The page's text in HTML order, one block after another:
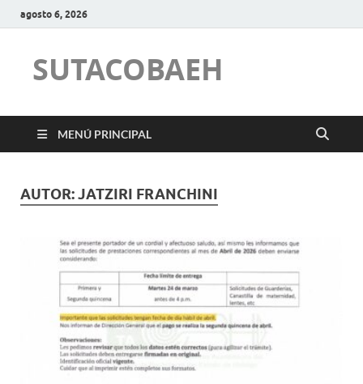
agosto 6, 2026
SUTACOBAEH
MENÚ PRINCIPAL
AUTOR:JATZIRI FRANCHINI